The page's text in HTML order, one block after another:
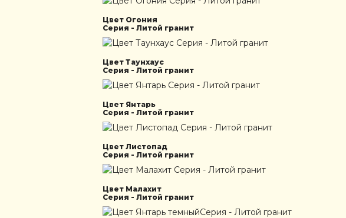
Цвет Огония
Серия - Литой гранит
Цвет Таунхаус
Серия - Литой гранит
Цвет Янтарь
Серия - Литой гранит
Цвет Листопад
Серия - Литой гранит
Цвет Малахит
Серия - Литой гранит